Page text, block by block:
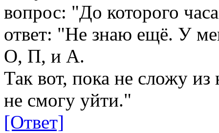
вопрос: "До которого
ответ: "Не знаю ещё. У
О, П, и А.
Так вот, пока не сложу
не смогу уйти."
[Ответ]